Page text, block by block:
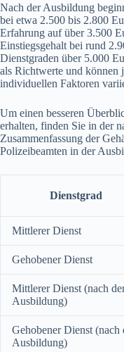
Nach der Ausbildung
bei etwa 2.500 bis 2.800
Erfahrung auf über 3.500
Einstiegsgehalt bei rund
Dienstgraden über 5.000
als Richtwerte und können
individuellen Faktoren
Um einen besseren
erhalten, finden Sie in der
Zusammenfassung der
Polizeibeamten in der
Dienstgrad
Mittlerer Dienst
Gehobener Dienst
Mittlerer Dienst (nach
Ausbildung)
Gehobener Dienst (nach
Ausbildung)